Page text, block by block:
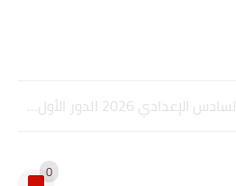
نتائج السادس الإعدادي 2026 الدور الأول PDF كربلاء المقدسة| موقع...
0